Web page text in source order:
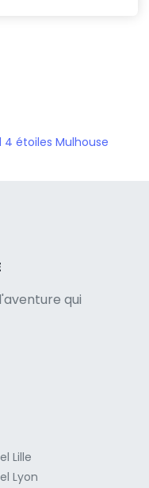
4 étoiles Mulhouse
qui
Lille
Lyon